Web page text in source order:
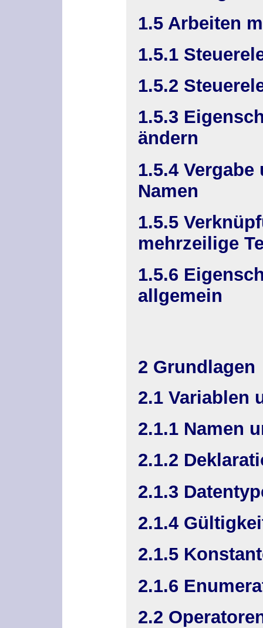
1.5 Arbeiten
1.5.1
1.5.2
1.5.3
ändern
1.5.4
Namen
1.5.5
mehrzeilige
1.5.6
allgemein
2 Grundlagen
2.1 Variablen
2.1.1 Namen
2.1.2
2.1.3
2.1.4
2.1.5
2.1.6
2.2